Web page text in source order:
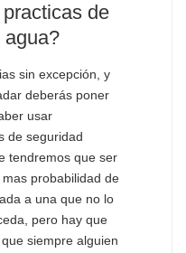
de
agua?
sin excepción, y
deberás poner
usar
de seguridad
tendremos que ser
probabilidad de
a una que no lo
pero hay que
siempre alguien